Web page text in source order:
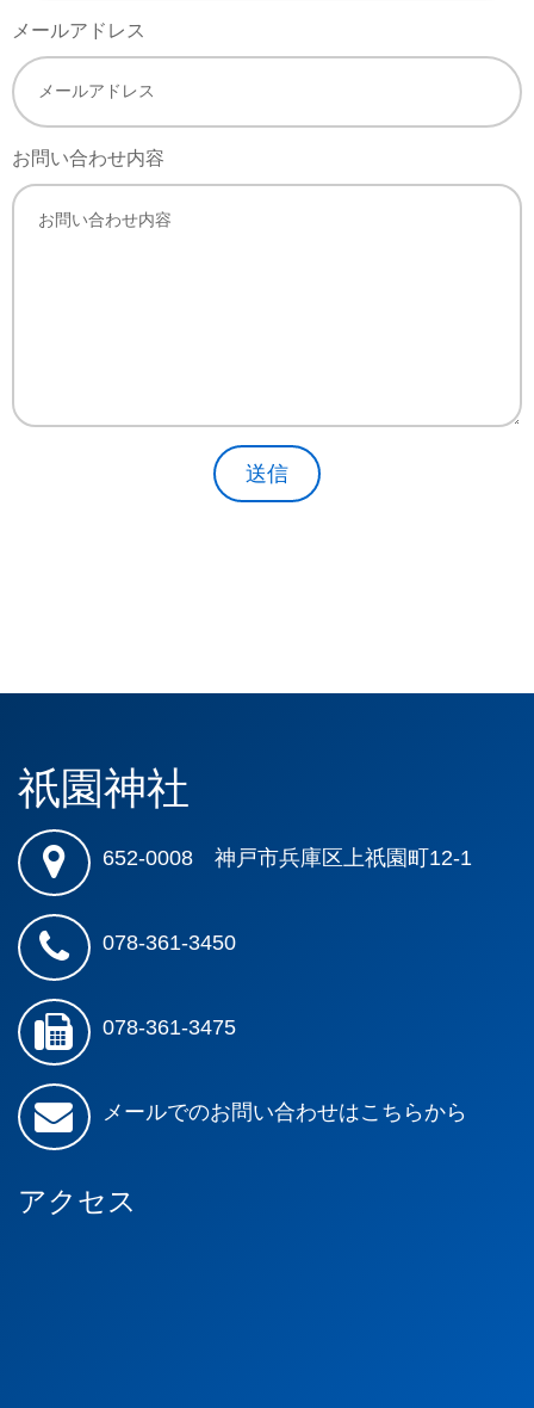
メールアドレス
お問い合わせ内容
送信
祇園神社
652-0008 神戸市兵庫区上祇園町12-1
078-361-3450
078-361-3475
メールでのお問い合わせはこちらから
アクセス